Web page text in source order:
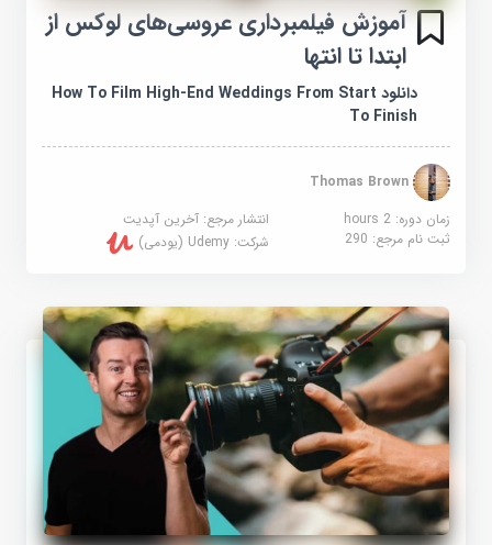
آموزش فیلمبرداری عروسی‌های لوکس از
ابتدا تا انتها
دانلود How To Film High-End Weddings From Start
To Finish
Thomas Brown
زمان دوره: 2 hours
انتشار مرجع:آخرین آپدیت
ثبت نام مرجع:290 شرکت:Udemy (یودمی)